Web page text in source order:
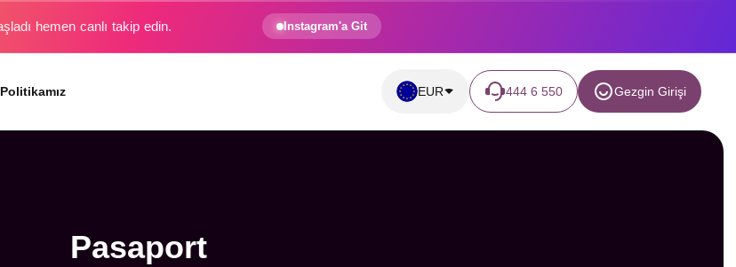
hemen canlı takip edin. Instagram'a Git
EUR 444 6 550 Gezgin Girişi
Pasaport